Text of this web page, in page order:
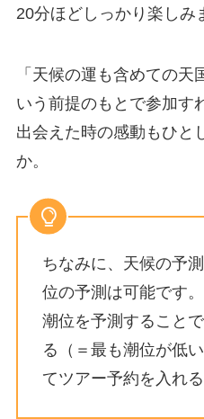
20分ほどしっかり楽しみ
「天候の運も含めての天
いう前提のもとで参加す
出会えた時の感動もひと
か。
ちなみに、天候の予
位の予測は可能です。
潮位を予測すること
る（＝最も潮位が低
てツアー予約を入れ